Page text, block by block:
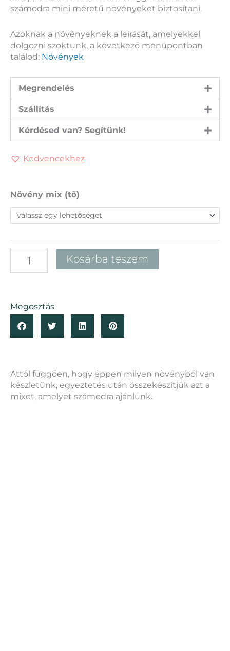
Attól függően, hogy éppen milyen növényből van
készletünk, egyeztetés után összekészítjük azt a
mixet, amelyet számodra ajánlunk.
számodra mini méretű növényeket biztosítani.
Azoknak a növényeknek a leírását, amelyekkel
dolgozni szoktunk, a következő menüpontban
találod: Növények
Megrendelés
Szállítás
Kérdésed van? Segítünk!
Kedvencekhez
Növény mix (tő)
Floráriumi
párakedvelő
mennyiség
Kosárba teszem
Megosztás